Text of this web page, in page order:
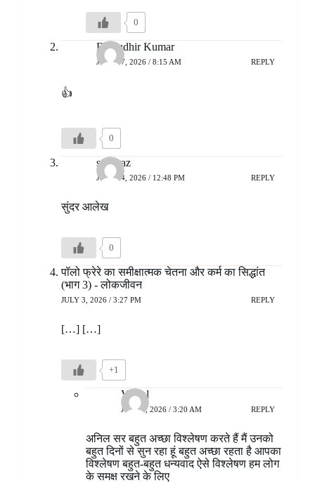
0
Dr Sudhir Kumar
JULY 17, 2026 / 8:15 AM REPLY
👍
0
sarfaraz
JULY 14, 2026 / 12:48 PM REPLY
सुंदर आलेख
0
पॉलो फ्रेरे का समीक्षात्मक चेतना और कर्म का सिद्धांत
(भाग 3) - लोकजीवन
JULY 3, 2026 / 3:27 PM REPLY
[…] […]
+1
Vishal
JULY 6, 2026 / 3:20 AM REPLY
अनिल सर बहुत अच्छा विश्लेषण करते हैं मैं उनको
बहुत दिनों से सुन रहा हूं बहुत अच्छा रहता है आपका
विश्लेषण बहुत-बहुत धन्यवाद ऐसे विश्लेषण हम लोग
के समक्ष रखने के लिए